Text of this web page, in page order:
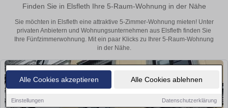
Alle Cookies akzeptieren Alle Cookies ablehnen
Einstellungen Datenschutzerklärung
Finden Sie in Elsfleth Ihre 5-Raum-Wohnung in der Nähe
Sie möchten in Elsfleth eine attraktive 5-Zimmer-Wohnung mieten! Unter
privaten Anbietern und Wohnungsunternehmen aus Elsfleth finden Sie
Ihre Fünfzimmerwohnung. Mit ein paar Klicks zu Ihrer 5-Raum-Wohnung
in der Nähe.